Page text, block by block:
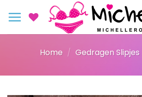
naar
Home / Gedragen Slipjes